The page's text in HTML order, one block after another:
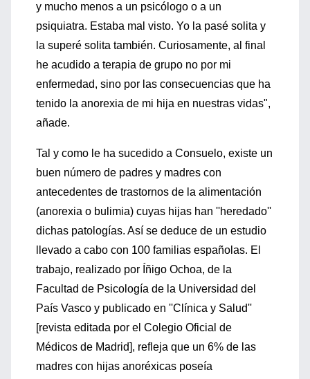
y mucho menos a un psicólogo o a un
psiquiatra. Estaba mal visto. Yo la pasé solita y
la superé solita también. Curiosamente, al final
he acudido a terapia de grupo no por mi
enfermedad, sino por las consecuencias que ha
tenido la anorexia de mi hija en nuestras vidas",
añade.
Tal y como le ha sucedido a Consuelo, existe un
buen número de padres y madres con
antecedentes de trastornos de la alimentación
(anorexia o bulimia) cuyas hijas han ''heredado''
dichas patologías. Así se deduce de un estudio
llevado a cabo con 100 familias españolas. El
trabajo, realizado por Íñigo Ochoa, de la
Facultad de Psicología de la Universidad del
País Vasco y publicado en ''Clínica y Salud''
[revista editada por el Colegio Oficial de
Médicos de Madrid], refleja que un 6% de las
madres con hijas anoréxicas poseía